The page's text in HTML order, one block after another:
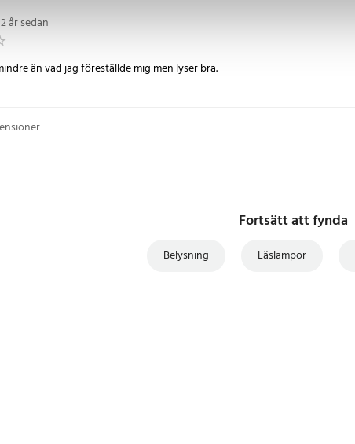
2 år sedan
än vad jag föreställde mig men lyser bra.
Fortsätt att fynda
Belysning Läslampor